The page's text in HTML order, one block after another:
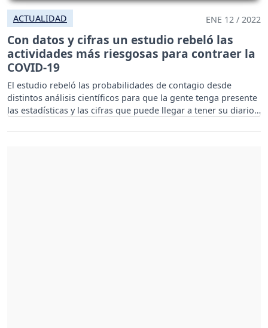
ACTUALIDAD ENE 12 / 2022
Con datos y cifras un estudio rebeló las
actividades más riesgosas para contraer la
COVID-19
El estudio rebeló las probabilidades de contagio desde
distintos análisis científicos para que la gente tenga presente
las estadísticas y las cifras que puede llegar a tener su diario